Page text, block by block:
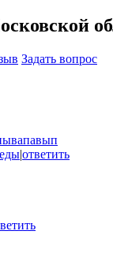
Задать вопрос
|ответить